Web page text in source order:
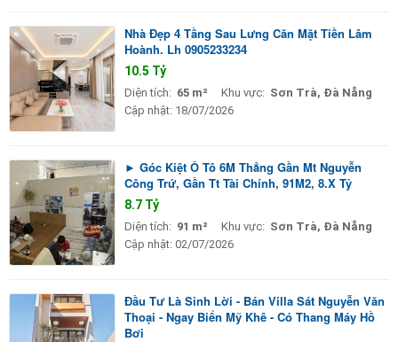
Nhà Đẹp 4 Tầng Sau Lưng Căn Mặt Tiền Lâm
Hoành. Lh 0905233234
10.5 Tỷ
Diện tích: 65 m² Khu vực: Sơn Trà, Đà Nẵng
Cập nhật: 18/07/2026
► Góc Kiệt Ô Tô 6M Thẳng Gần Mt Nguyễn
Công Trứ, Gần Tt Tài Chính, 91M2, 8.X Tỷ
8.7 Tỷ
Diện tích: 91 m² Khu vực: Sơn Trà, Đà Nẵng
Cập nhật: 02/07/2026
Đầu Tư Là Sinh Lời - Bán Villa Sát Nguyễn Văn
Thoại - Ngay Biển Mỹ Khê - Có Thang Máy Hồ
Bơi